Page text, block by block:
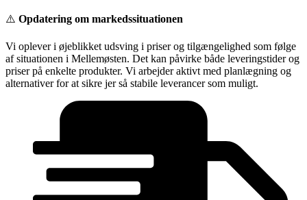
Videre
indhold
⚠️ Opdatering om markedssituationen
Vi oplever i øjeblikket udsving i priser og tilgængelighed som følge
af situationen i Mellemøsten. Det kan påvirke både leveringstider og
priser på enkelte produkter. Vi arbejder aktivt med planlægning og
alternativer for at sikre jer så stabile leverancer som muligt.